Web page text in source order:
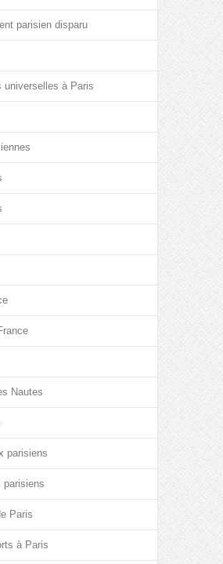
parisien disparu
universelles à Paris
Nautes
parisiens
parisiens
Paris
à Paris